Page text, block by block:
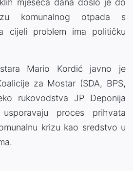
mjeseca dana došlo je do
komunalnog otpada s
cijeli problem ima političku
Mario Kordić javno je
za Mostar (SDA, BPS,
rukovodstva JP Deponija
proces prihvata
krizu kao sredstvo u